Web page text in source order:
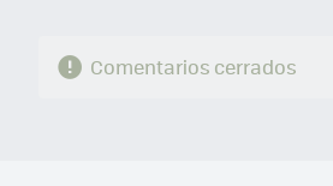
Comentarios cerrados